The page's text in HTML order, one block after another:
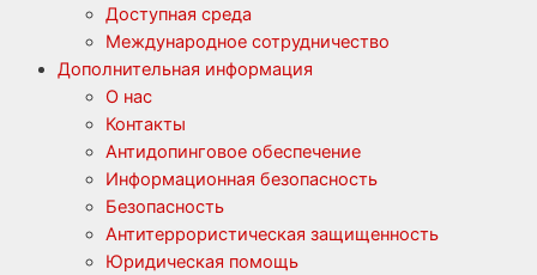
Доступная среда
Международное сотрудничество
Дополнительная информация
О нас
Контакты
Антидопинговое обеспечение
Информационная безопасность
Безопасность
Антитеррористическая защищенность
Юридическая помощь